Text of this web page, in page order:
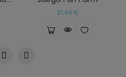
21,99 €Precio